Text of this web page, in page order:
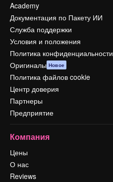
Academy
Документация по Пакету ИИ
Служба поддержки
Условия и положения
Политика конфиденциальности
Оригиналы Новое
Политика файлов cookie
Центр доверия
Партнеры
Предприятие
Компания
Цены
О нас
Reviews